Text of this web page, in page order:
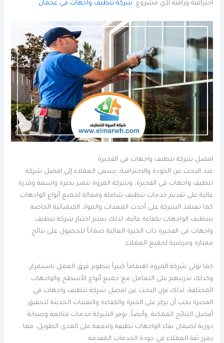
احترافية وراقية لأي مشروع. شركة تنظيف واجهات في عجمان
افضل شركة تنظيف واجهات في الفجيرة
عند البحث عن الجودة والاحترافية، يسعى العملاء إلى افضل شركة
تنظيف واجهات في الفجيرة، وشركة المروة تتميز بخبرة واسعة وقدرة
عالية على تقديم خدمات تنظيف شاملة وفعالة لجميع أنواع الواجهات.
كما تعتمد الشركة على أحدث المعدات والمواد الكيميائية الخاصة
بتنظيف الواجهات بكفاءة عالية، لذلك يعتبر اختيار شركة تنظيف
واجهات في الفجيرة ذات الخبرة العالية ضماناً للحصول على نتائج
ممتازة ومرضية لجميع العملاء.
كما تولي شركة المروة اهتماماً كبيراً بتطوير فرق العمل باستمرار،
وكذلك تدريبهم على التعامل مع جميع أنواع الأسطح والواجهات
المختلفة، لذلك فإن البحث عن افضل شركة تنظيف واجهات في
الفجيرة يجب أن يركز على الخبرة والكفاءة والتقنيات الحديثة لتحقيق
أفضل النتائج الممكنة. وأيضاً، توفر الشركة خدمات متابعة وصيانة
دورية لضمان بقاء الواجهات نظيفة ولامعة على المدى الطويل، مما
يعزز ثقة العملاء في جودة الخدمات المقدمة.